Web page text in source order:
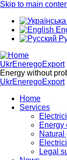
Skip to main
UkrEneregoExport
Energy without
UkrEneregoExport
Home
Services
Energy
Natural
Legal